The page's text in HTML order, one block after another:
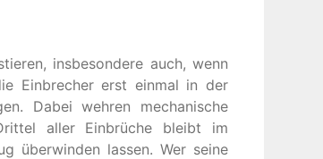
insbesondere auch, wenn
Einbrecher erst einmal in der
Dabei wehren mechanische
aller Einbrüche bleibt im
überwinden lassen. Wer seine